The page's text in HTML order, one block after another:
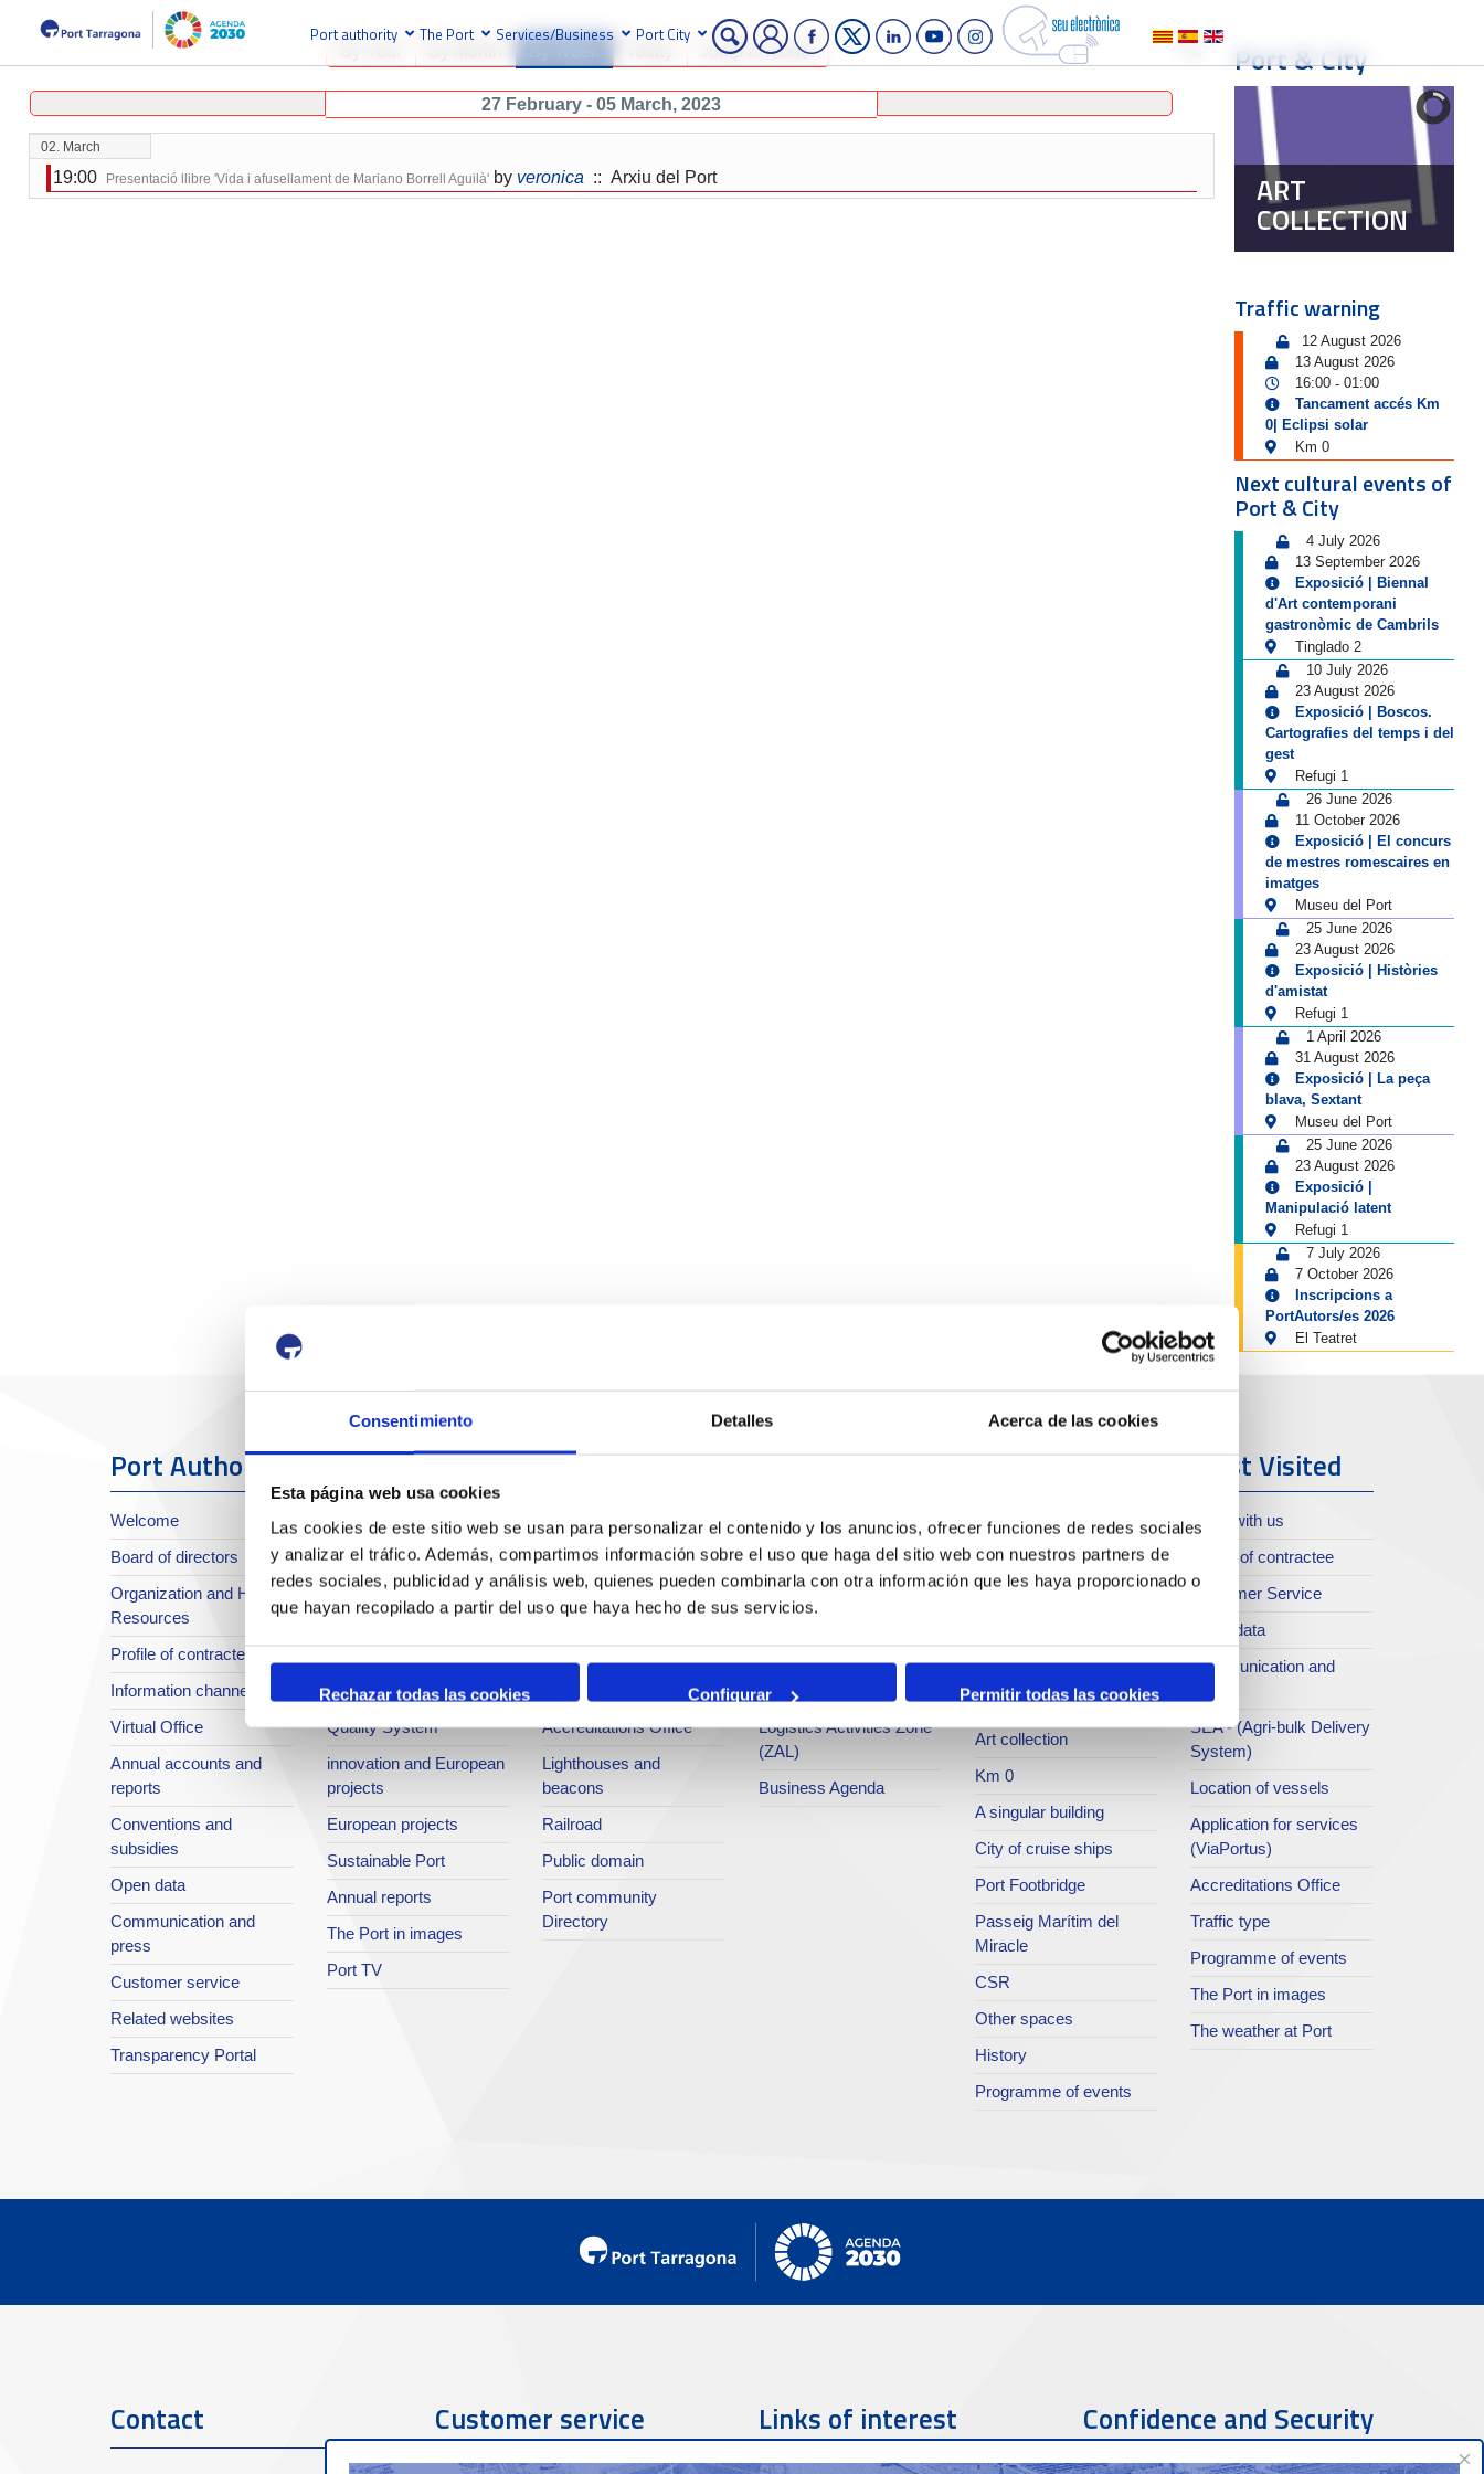
Consentimiento Detalles Acerca de las cookies
Esta página web usa cookies
Las cookies de este sitio web se usan para personalizar el contenido y los anuncios, ofrecer funciones de redes sociales
y analizar el tráfico. Además, compartimos información sobre el uso que haga del sitio web con nuestros partners de
redes sociales, publicidad y análisis web, quienes pueden combinarla con otra información que les haya proporcionado o
que hayan recopilado a partir del uso que haya hecho de sus servicios.
Rechazar todas las cookies Configurar Permitir todas las cookies
Port authority The Port Services/Business Port City
Jump to month
27 February - 05 March, 2023
02. March
19:00 Presentació llibre 'Vida i afusellament de Mariano Borrell Aguilà' by veronica :: Arxiu del Port
Port & City
ART
COLLECTION
Traffic warning
12 August 2026
13 August 2026
16:00- 01:00
Tancament accés Km
0| Eclipsi solar
Km 0
Next cultural events of
Port & City
4 July 2026
13 September 2026
Exposició | Biennal
d'Art contemporani
gastronòmic de Cambrils
Tinglado 2
10 July 2026
23 August 2026
Exposició | Boscos.
Cartografies del temps i del
gest
Refugi 1
26 June 2026
11 October 2026
Exposició | El concurs
de mestres romescaires en
imatges
Museu del Port
25 June 2026
23 August 2026
Exposició | Històries
d'amistat
Refugi 1
1 April 2026
31 August 2026
Exposició | La peça
blava, Sextant
Museu del Port
25 June 2026
23 August 2026
Exposició |
Manipulació latent
Refugi 1
7 July 2026
7 October 2026
Inscripcions a
PortAutors/es 2026
El Teatret
Port Authority
Welcome
Board of directors
Organization and Human
Resources
Profile of contractee
Information channel
Virtual Office
Annual accounts and
reports
Conventions and
subsidies
Open data
Communication and
press
Customer service
Related websites
Transparency Portal
The Port
About the Port
Location or Access
Strategic planning
Integral safety
Quality System
innovation and European
projects
European projects
Sustainable Port
Annual reports
The Port in images
Port TV
Services
Operations and port
services
Bunkering
Commercial services
Accreditations Office
Lighthouses and
beacons
Railroad
Public domain
Port community
Directory
Bussiness
Traffic type
Statistics
SEA - (Agri-bulk Delivery
System)
Intermodality
Logistics Activities Zone
(ZAL)
Business Agenda
Port & City
Moll de Costa
Port archive
Publications service
Port Museum
Teatret del Serrallo
Art collection
Km 0
A singular building
City of cruise ships
Port Footbridge
Passeig Marítim del
Miracle
CSR
Other spaces
History
Programme of events
Most Visited
Work with us
Profile of contractee
Customer Service
Open data
Communication and
SEA - (Agri-bulk Delivery
System)
Location of vessels
Application for services
(ViaPortus)
Accreditations Office
Traffic type
Programme of events
The Port in images
The weather at Port
Contact Customer service Links of interest Confidence and Security
×